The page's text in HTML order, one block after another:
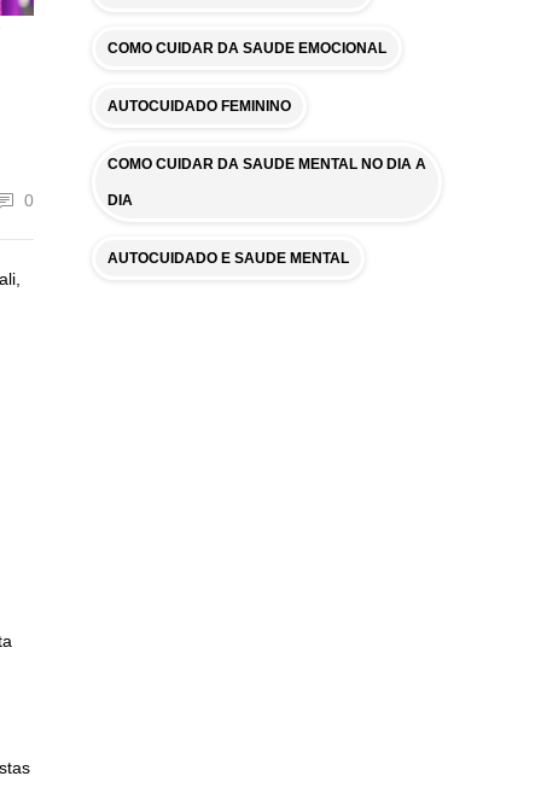
0
COMO CUIDAR DA SAUDE EMOCIONAL
AUTOCUIDADO FEMININO
COMO CUIDAR DA SAUDE MENTAL NO DIA A
DIA
AUTOCUIDADO E SAUDE MENTAL